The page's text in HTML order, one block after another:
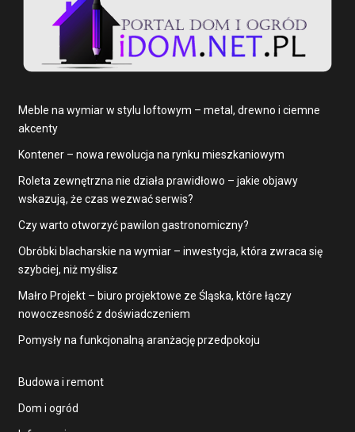
Meble na wymiar w stylu loftowym – metal, drewno i ciemne
akcenty
Kontener – nowa rewolucja na rynku mieszkaniowym
Roleta zewnętrzna nie działa prawidłowo – jakie objawy
wskazują, że czas wezwać serwis?
Czy warto otworzyć pawilon gastronomiczny?
Obróbki blacharskie na wymiar – inwestycja, która zwraca się
szybciej, niż myślisz
Małro Projekt – biuro projektowe ze Śląska, które łączy
nowoczesność z doświadczeniem
Pomysły na funkcjonalną aranżację przedpokoju
Budowa i remont
Dom i ogród